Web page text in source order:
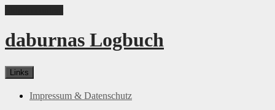
daburnas Logbuch
Links
Impressum & Datenschutz